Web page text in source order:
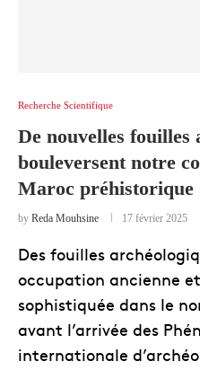
Recherche Scientifique
De nouvelles fouilles
bouleversent notre
Maroc préhistorique
by Reda Mouhsine 17 février 2025
Des fouilles
occupation ancienne
sophistiquée dans le
avant l’arrivée des
internationale